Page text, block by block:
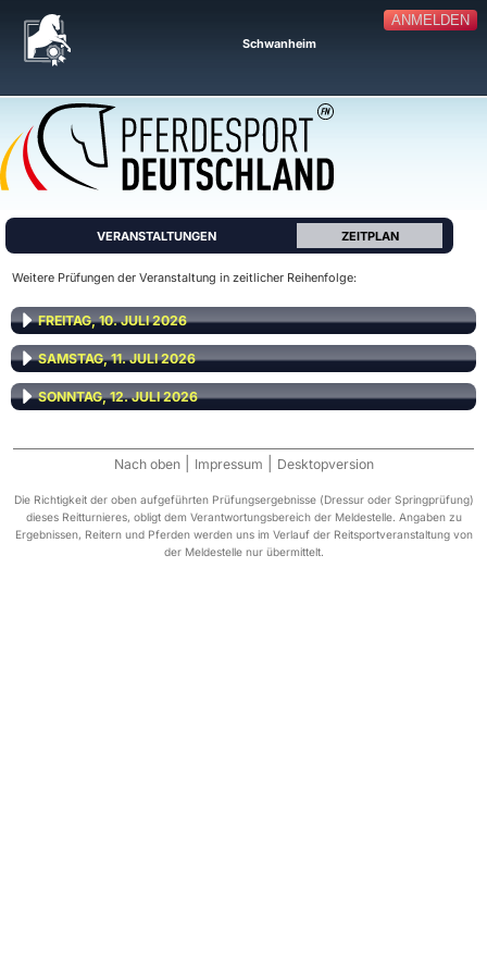
ANMELDEN
Schwanheim
VERANSTALTUNGEN ZEITPLAN
Weitere Prüfungen der Veranstaltung in zeitlicher Reihenfolge:
FREITAG, 10. JULI 2026
SAMSTAG, 11. JULI 2026
SONNTAG, 12. JULI 2026
Nach oben Impressum Desktopversion
Die Richtigkeit der oben aufgeführten Prüfungsergebnisse (Dressur oder Springprüfung)
dieses Reitturnieres, obligt dem Verantwortungsbereich der Meldestelle. Angaben zu
Ergebnissen, Reitern und Pferden werden uns im Verlauf der Reitsportveranstaltung von
der Meldestelle nur übermittelt.